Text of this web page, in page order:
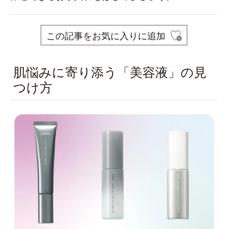
この記事をお気に入りに追加
肌悩みに寄り添う「美容液」の見
つけ方